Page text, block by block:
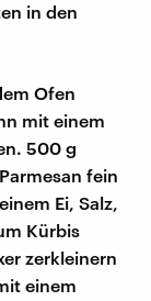
in den
Ofen
mit einem
500 g
fein
Ei, Salz,
Kürbis
zerkleinern
einem